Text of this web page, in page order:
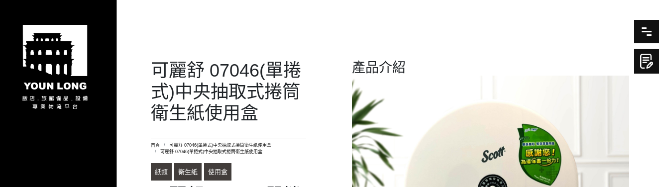
可麗舒 07046(單捲
式)中央抽取式捲筒
衛生紙使用盒
首頁
可麗舒 07046(單捲式)中央抽取式捲筒衛生紙使用盒
可麗舒 07046(單捲式)中央抽取式捲筒衛生紙使用盒
紙類 衛生紙 使用盒
產品介紹